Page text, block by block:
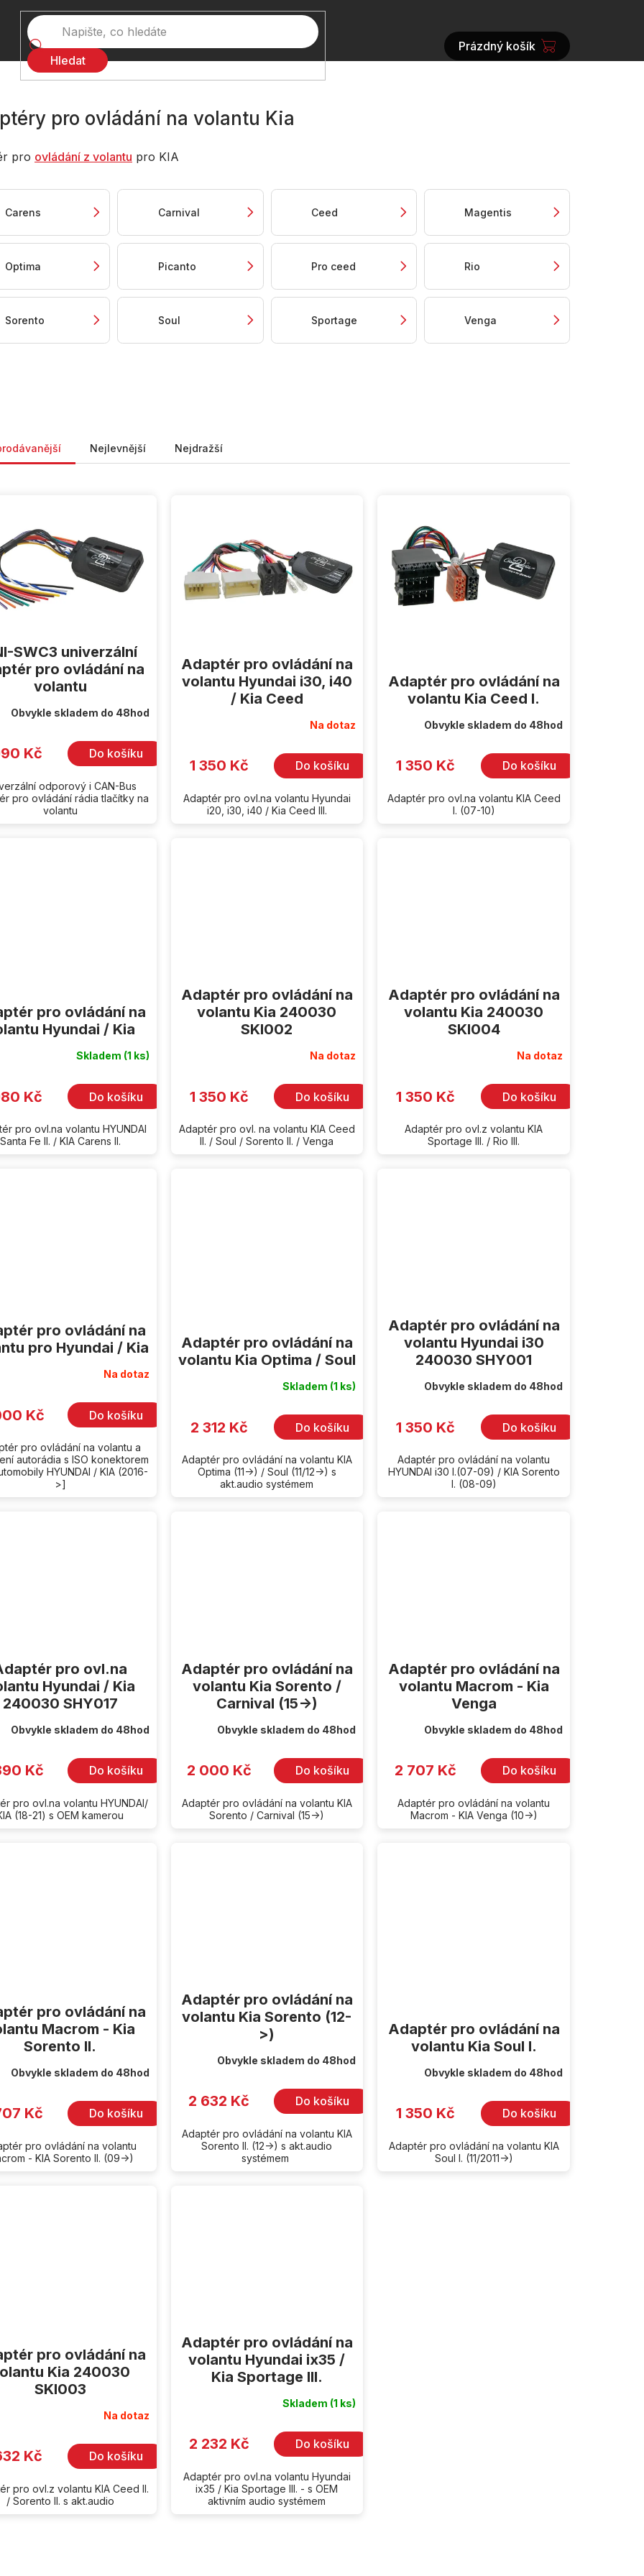
Hledat
NÁKUPNÍ
Prázdný košík
pro ovládání na volantu Kia
pro ovládání z volantu pro KIA
Carens Carnival Ceed Magentis
Optima Picanto Pro ceed Rio
Sorento Soul Sportage Venga
Nejlevnější Nejdražší
SWC3 univerzální
pro ovládání na
volantu
Obvykle skladem do 48hod
Kč Do košíku
odporový i CAN-Bus
pro ovládání rádia tlačítky na
volantu
Adaptér pro ovládání na
volantu Hyundai i30, i40
/ Kia Ceed
Na dotaz
1 350 Kč Do košíku
Adaptér pro ovl.na volantu Hyundai
i20, i30, i40 / Kia Ceed III.
Adaptér pro ovládání na
volantu Kia Ceed I.
Obvykle skladem do 48hod
1 350 Kč Do košíku
Adaptér pro ovl.na volantu KIA Ceed
I. (07-10)
pro ovládání na
Hyundai / Kia
Skladem (1 ks)
Kč Do košíku
pro ovl.na volantu HYUNDAI
Santa Fe II. / KIA Carens II.
Adaptér pro ovládání na
volantu Kia 240030
SKI002
Na dotaz
1 350 Kč Do košíku
Adaptér pro ovl. na volantu KIA Ceed
II. / Soul / Sorento II. / Venga
Adaptér pro ovládání na
volantu Kia 240030
SKI004
Na dotaz
1 350 Kč Do košíku
Adaptér pro ovl.z volantu KIA
Sportage III. / Rio III.
pro ovládání na
pro Hyundai / Kia
Na dotaz
Kč Do košíku
pro ovládání na volantu a
autorádia s ISO konektorem
HYUNDAI / KIA (2016-
>]
Adaptér pro ovládání na
volantu Kia Optima / Soul
Skladem (1 ks)
2 312 Kč Do košíku
Adaptér pro ovládání na volantu KIA
Optima (11->) / Soul (11/12->) s
akt.audio systémem
Adaptér pro ovládání na
volantu Hyundai i30
240030 SHY001
Obvykle skladem do 48hod
1 350 Kč Do košíku
Adaptér pro ovládání na volantu
HYUNDAI i30 I.(07-09) / KIA Sorento
I. (08-09)
pro ovl.na
Hyundai / Kia
240030 SHY017
Obvykle skladem do 48hod
Kč Do košíku
pro ovl.na volantu HYUNDAI/
(18-21) s OEM kamerou
Adaptér pro ovládání na
volantu Kia Sorento /
Carnival (15->)
Obvykle skladem do 48hod
2 000 Kč Do košíku
Adaptér pro ovládání na volantu KIA
Sorento / Carnival (15->)
Adaptér pro ovládání na
volantu Macrom - Kia
Venga
Obvykle skladem do 48hod
2 707 Kč Do košíku
Adaptér pro ovládání na volantu
Macrom - KIA Venga (10->)
pro ovládání na
Macrom - Kia
Sorento II.
Obvykle skladem do 48hod
Kč Do košíku
pro ovládání na volantu
- KIA Sorento II. (09->)
Adaptér pro ovládání na
volantu Kia Sorento (12-
>)
Obvykle skladem do 48hod
2 632 Kč Do košíku
Adaptér pro ovládání na volantu KIA
Sorento II. (12->) s akt.audio
systémem
Adaptér pro ovládání na
volantu Kia Soul I.
Obvykle skladem do 48hod
1 350 Kč Do košíku
Adaptér pro ovládání na volantu KIA
Soul I. (11/2011->)
pro ovládání na
Kia 240030
SKI003
Na dotaz
Kč Do košíku
pro ovl.z volantu KIA Ceed II.
/ Sorento II. s akt.audio
Adaptér pro ovládání na
volantu Hyundai ix35 /
Kia Sportage III.
Skladem (1 ks)
2 232 Kč Do košíku
Adaptér pro ovl.na volantu Hyundai
ix35 / Kia Sportage III. - s OEM
aktivním audio systémem